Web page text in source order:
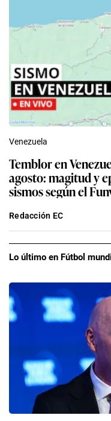
Venezuela
Temblor en
agosto: magitud y
sismos según el
Redacción EC
Lo último en Fútbol